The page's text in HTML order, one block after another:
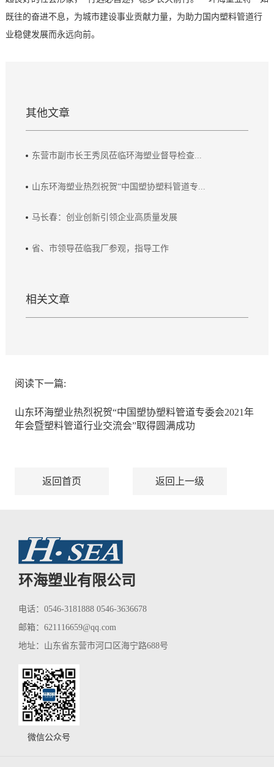
既往的奋进不息，为城市建设事业贡献力量，为助力国内塑料管道行
业稳健发展而永远向前。
其他文章
东营市副市长王秀凤莅临环海塑业督导检查...
山东环海塑业热烈祝贺“中国塑协塑料管道专...
马长春：创业创新引领企业高质量发展
省、市领导莅临我厂参观，指导工作
相关文章
阅读下一篇:
山东环海塑业热烈祝贺“中国塑协塑料管道专委会2021年
年会暨塑料管道行业交流会”取得圆满成功
返回首页 返回上一级
环海塑业有限公司
电话：0546-3181888 0546-3636678
邮箱：621116659@qq.com
地址：山东省东营市河口区海宁路688号
微信公众号